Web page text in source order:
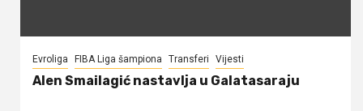
Evroliga FIBA Liga šampiona Transferi Vijesti
Alen Smailagić nastavlja u Galatasaraju